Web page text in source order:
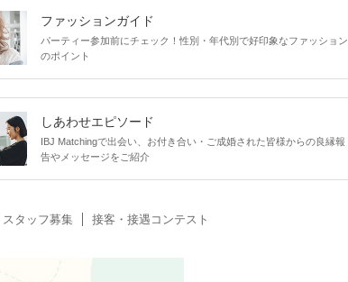
ファッションガイド
パーティー参加前にチェック！性別・年代別で好印象なファッション
のポイント
しあわせエピソード
IBJ Matchingで出会い、お付き合い・ご成婚された皆様からの良縁報
告やメッセージをご紹介
タッフ募集 接客・接遇コンテスト